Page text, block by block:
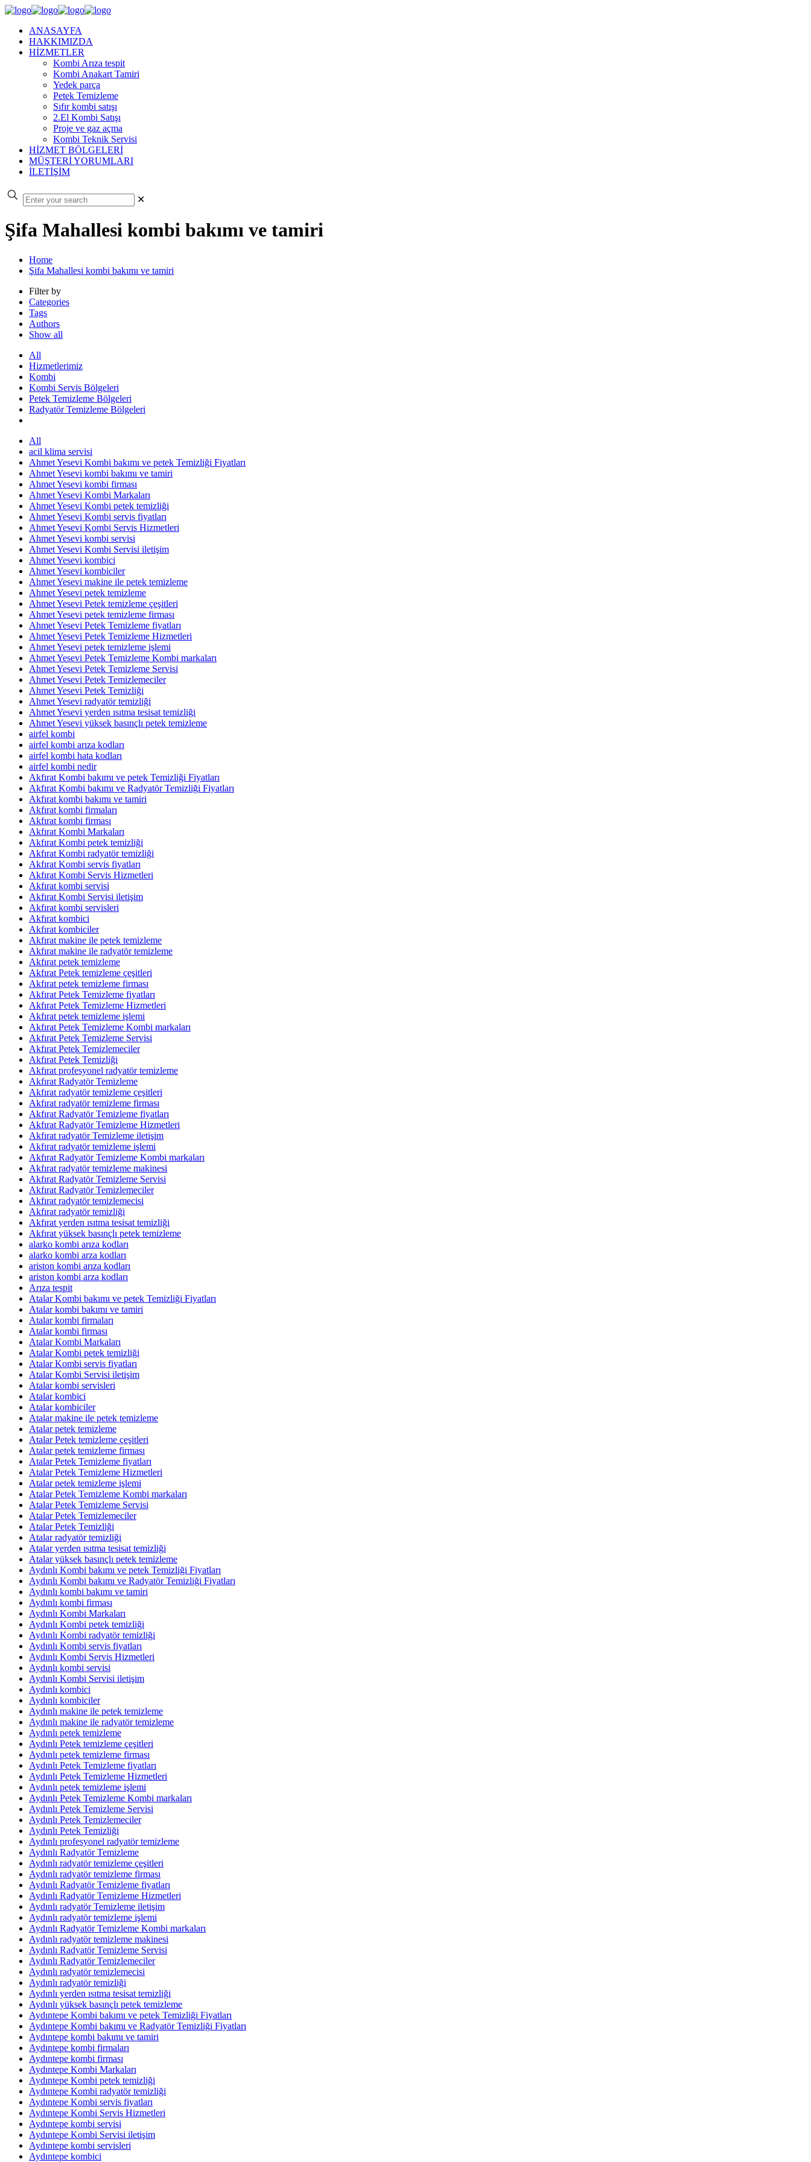
ANASAYFA
HAKKIMIZDA
HİZMETLER
Kombi Arıza tespit
Kombi Anakart Tamiri
Yedek parça
Petek Temizleme
Sıfır kombi satışı
2.El Kombi Satışı
Proje ve gaz açma
Kombi Teknik Servisi
HİZMET BÖLGELERİ
MÜŞTERİ YORUMLARI
İLETİŞİM
✕
Şifa Mahallesi kombi bakımı ve tamiri
Home
Şifa Mahallesi kombi bakımı ve tamiri
Filter by
Categories
Tags
Authors
Show all
All
Hizmetlerimiz
Kombi
Kombi Servis Bölgeleri
Petek Temizleme Bölgeleri
Radyatör Temizleme Bölgeleri
All
acil klima servisi
Ahmet Yesevi Kombi bakımı ve petek Temizliği Fiyatları
Ahmet Yesevi kombi bakımı ve tamiri
Ahmet Yesevi kombi firması
Ahmet Yesevi Kombi Markaları
Ahmet Yesevi Kombi petek temizliği
Ahmet Yesevi Kombi servis fiyatları
Ahmet Yesevi Kombi Servis Hizmetleri
Ahmet Yesevi kombi servisi
Ahmet Yesevi Kombi Servisi iletişim
Ahmet Yesevi kombici
Ahmet Yesevi kombiciler
Ahmet Yesevi makine ile petek temizleme
Ahmet Yesevi petek temizleme
Ahmet Yesevi Petek temizleme çeşitleri
Ahmet Yesevi petek temizleme firması
Ahmet Yesevi Petek Temizleme fiyatları
Ahmet Yesevi Petek Temizleme Hizmetleri
Ahmet Yesevi petek temizleme işlemi
Ahmet Yesevi Petek Temizleme Kombi markaları
Ahmet Yesevi Petek Temizleme Servisi
Ahmet Yesevi Petek Temizlemeciler
Ahmet Yesevi Petek Temizliği
Ahmet Yesevi radyatör temizliği
Ahmet Yesevi yerden ısıtma tesisat temizliği
Ahmet Yesevi yüksek basınçlı petek temizleme
airfel kombi
airfel kombi arıza kodları
airfel kombi hata kodları
airfel kombi nedir
Akfırat Kombi bakımı ve petek Temizliği Fiyatları
Akfırat Kombi bakımı ve Radyatör Temizliği Fiyatları
Akfırat kombi bakımı ve tamiri
Akfırat kombi firmaları
Akfırat kombi firması
Akfırat Kombi Markaları
Akfırat Kombi petek temizliği
Akfırat Kombi radyatör temizliği
Akfırat Kombi servis fiyatları
Akfırat Kombi Servis Hizmetleri
Akfırat kombi servisi
Akfırat Kombi Servisi iletişim
Akfırat kombi servisleri
Akfırat kombici
Akfırat kombiciler
Akfırat makine ile petek temizleme
Akfırat makine ile radyatör temizleme
Akfırat petek temizleme
Akfırat Petek temizleme çeşitleri
Akfırat petek temizleme firması
Akfırat Petek Temizleme fiyatları
Akfırat Petek Temizleme Hizmetleri
Akfırat petek temizleme işlemi
Akfırat Petek Temizleme Kombi markaları
Akfırat Petek Temizleme Servisi
Akfırat Petek Temizlemeciler
Akfırat Petek Temizliği
Akfırat profesyonel radyatör temizleme
Akfırat Radyatör Temizleme
Akfırat radyatör temizleme çeşitleri
Akfırat radyatör temizleme firması
Akfırat Radyatör Temizleme fiyatları
Akfırat Radyatör Temizleme Hizmetleri
Akfırat radyatör Temizleme iletişim
Akfırat radyatör temizleme işlemi
Akfırat Radyatör Temizleme Kombi markaları
Akfırat radyatör temizleme makinesi
Akfırat Radyatör Temizleme Servisi
Akfırat Radyatör Temizlemeciler
Akfırat radyatör temizlemecisi
Akfırat radyatör temizliği
Akfırat yerden ısıtma tesisat temizliği
Akfırat yüksek basınçlı petek temizleme
alarko kombi arıza kodları
alarko kombi arza kodları
ariston kombi arıza kodları
ariston kombi arza kodları
Arıza tespit
Atalar Kombi bakımı ve petek Temizliği Fiyatları
Atalar kombi bakımı ve tamiri
Atalar kombi firmaları
Atalar kombi firması
Atalar Kombi Markaları
Atalar Kombi petek temizliği
Atalar Kombi servis fiyatları
Atalar Kombi Servisi iletişim
Atalar kombi servisleri
Atalar kombici
Atalar kombiciler
Atalar makine ile petek temizleme
Atalar petek temizleme
Atalar Petek temizleme çeşitleri
Atalar petek temizleme firması
Atalar Petek Temizleme fiyatları
Atalar Petek Temizleme Hizmetleri
Atalar petek temizleme işlemi
Atalar Petek Temizleme Kombi markaları
Atalar Petek Temizleme Servisi
Atalar Petek Temizlemeciler
Atalar Petek Temizliği
Atalar radyatör temizliği
Atalar yerden ısıtma tesisat temizliği
Atalar yüksek basınçlı petek temizleme
Aydınlı Kombi bakımı ve petek Temizliği Fiyatları
Aydınlı Kombi bakımı ve Radyatör Temizliği Fiyatları
Aydınlı kombi bakımı ve tamiri
Aydınlı kombi firması
Aydınlı Kombi Markaları
Aydınlı Kombi petek temizliği
Aydınlı Kombi radyatör temizliği
Aydınlı Kombi servis fiyatları
Aydınlı Kombi Servis Hizmetleri
Aydınlı kombi servisi
Aydınlı Kombi Servisi iletişim
Aydınlı kombici
Aydınlı kombiciler
Aydınlı makine ile petek temizleme
Aydınlı makine ile radyatör temizleme
Aydınlı petek temizleme
Aydınlı Petek temizleme çeşitleri
Aydınlı petek temizleme firması
Aydınlı Petek Temizleme fiyatları
Aydınlı Petek Temizleme Hizmetleri
Aydınlı petek temizleme işlemi
Aydınlı Petek Temizleme Kombi markaları
Aydınlı Petek Temizleme Servisi
Aydınlı Petek Temizlemeciler
Aydınlı Petek Temizliği
Aydınlı profesyonel radyatör temizleme
Aydınlı Radyatör Temizleme
Aydınlı radyatör temizleme çeşitleri
Aydınlı radyatör temizleme firması
Aydınlı Radyatör Temizleme fiyatları
Aydınlı Radyatör Temizleme Hizmetleri
Aydınlı radyatör Temizleme iletişim
Aydınlı radyatör temizleme işlemi
Aydınlı Radyatör Temizleme Kombi markaları
Aydınlı radyatör temizleme makinesi
Aydınlı Radyatör Temizleme Servisi
Aydınlı Radyatör Temizlemeciler
Aydınlı radyatör temizlemecisi
Aydınlı radyatör temizliği
Aydınlı yerden ısıtma tesisat temizliği
Aydınlı yüksek basınçlı petek temizleme
Aydıntepe Kombi bakımı ve petek Temizliği Fiyatları
Aydıntepe Kombi bakımı ve Radyatör Temizliği Fiyatları
Aydıntepe kombi bakımı ve tamiri
Aydıntepe kombi firmaları
Aydıntepe kombi firması
Aydıntepe Kombi Markaları
Aydıntepe Kombi petek temizliği
Aydıntepe Kombi radyatör temizliği
Aydıntepe Kombi servis fiyatları
Aydıntepe Kombi Servis Hizmetleri
Aydıntepe kombi servisi
Aydıntepe Kombi Servisi iletişim
Aydıntepe kombi servisleri
Aydıntepe kombici